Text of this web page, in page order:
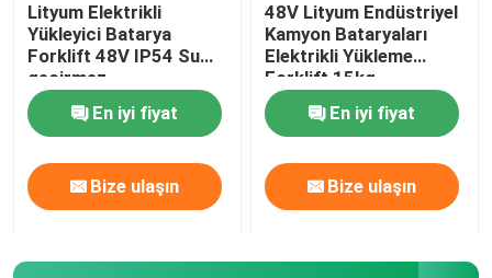
Lityum Elektrikli
Yükleyici Batarya
Forklift 48V IP54 Su
geçirmez
En iyi fiyat
Bize ulaşın
48V Lityum Endüstriyel
Kamyon Bataryaları
Elektrikli Yükleme
Forklift 15kg
En iyi fiyat
Bize ulaşın